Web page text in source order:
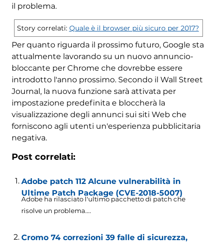
il problema.
Story correlati: Quale è il browser più sicuro per 2017?
Per quanto riguarda il prossimo futuro, Google sta
attualmente lavorando su un nuovo annuncio-
bloccante per Chrome che dovrebbe essere
introdotto l'anno prossimo. Secondo il Wall Street
Journal, la nuova funzione sarà attivata per
impostazione predefinita e bloccherà la
visualizzazione degli annunci sui siti Web che
forniscono agli utenti un'esperienza pubblicitaria
negativa.
Post correlati:
Adobe patch 112 Alcune vulnerabilità in
Ultime Patch Package (CVE-2018-5007)
Adobe ha rilasciato l'ultimo pacchetto di patch che
risolve un problema....
Cromo 74 correzioni 39 falle di sicurezza,